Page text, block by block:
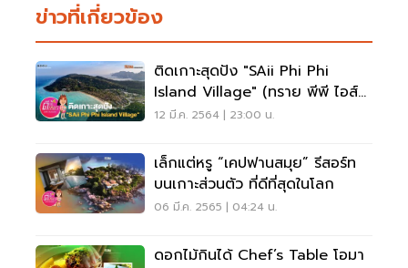
ข่าวที่เกี่ยวข้อง
ติดเกาะสุดปัง "SAii Phi Phi
Island Village" (ทราย พีพี ไอส์
แลนด์)
12 มี.ค. 2564 | 23:00 น.
เล็กแต่หรู “เคปฟานสมุย” รีสอร์ท
บนเกาะส่วนตัว ที่ดีที่สุดในโลก
06 มี.ค. 2565 | 04:24 น.
ดอกไม้กินได้ Chef’s Table โอมา